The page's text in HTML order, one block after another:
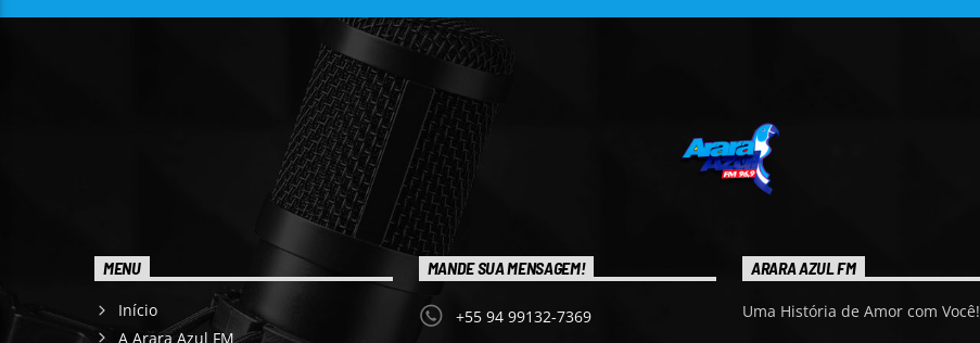
MENU
Início
A Arara Azul FM
MANDE SUA MENSAGEM!
+55 94 99132-7369
ARARA AZUL FM
Uma História de Amor com Você!